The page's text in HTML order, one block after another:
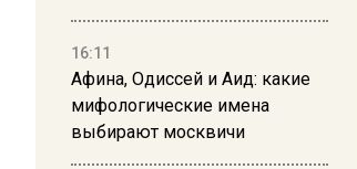
16:11
Афина, Одиссей и Аид: какие
мифологические имена
выбирают москвичи